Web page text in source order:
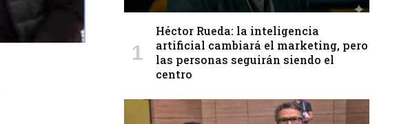
Héctor Rueda: la inteligencia
artificial cambiará el marketing, pero
las personas seguirán siendo el
centro